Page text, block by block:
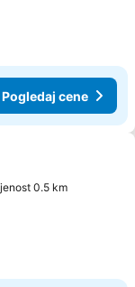
Pogledaj cene
0.5 km